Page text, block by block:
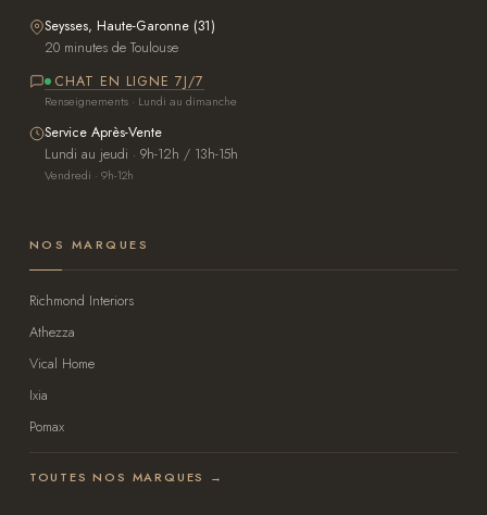
Seysses, Haute-Garonne (31)
20 minutes de Toulouse
CHAT EN LIGNE 7J/7
Renseignements · Lundi au dimanche
Service Après-Vente
Lundi au jeudi · 9h-12h / 13h-15h
Vendredi · 9h-12h
NOS MARQUES
Richmond Interiors
Athezza
Vical Home
Ixia
Pomax
TOUTES NOS MARQUES →